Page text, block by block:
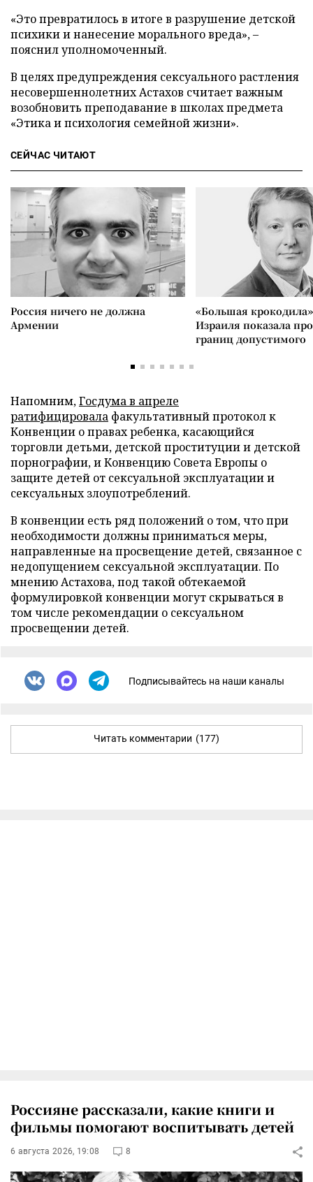
«Это превратилось в итоге в разрушение детской
психики и нанесение морального вреда»,–
пояснил уполномоченный.
В целях предупреждения сексуального растления
несовершеннолетних Астахов считает важным
возобновить преподавание в школах предмета
«Этика и психология семейной жизни».
СЕЙЧАС ЧИТАЮТ
Россия ничего не должна
Армении
«Большая
Израиля показала
границ допустимого
Напомним,Госдума в апреле
ратифицировала факультативный протокол к
Конвенции о правах ребенка, касающийся
торговли детьми, детской проституции и детской
порнографии, и Конвенцию Совета Европы о
защите детей от сексуальной эксплуатации и
сексуальных злоупотреблений.
В конвенции есть ряд положений о том, что при
необходимости должны приниматься меры,
направленные на просвещение детей, связанное с
недопущением сексуальной эксплуатации. По
мнению Астахова, под такой обтекаемой
формулировкой конвенции могут скрываться в
том числе рекомендации о сексуальном
просвещении детей.
Подписывайтесь на наши каналы
Читать комментарии (177)
Россияне рассказали, какие книги и
фильмы помогают воспитывать детей
6 августа 2026, 19:08 8